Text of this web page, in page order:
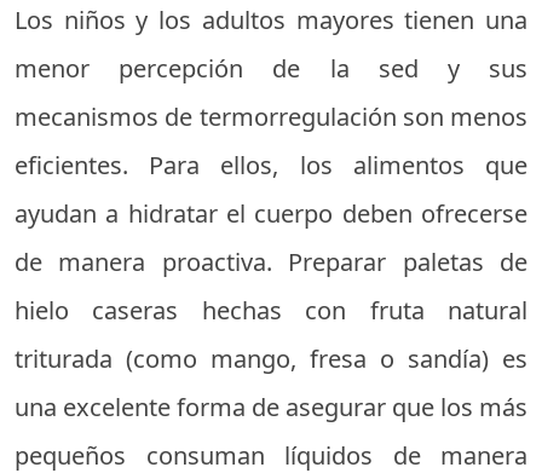
Los niños y los adultos mayores tienen una
menor percepción de la sed y sus
mecanismos de termorregulación son menos
eficientes. Para ellos, los alimentos que
ayudan a hidratar el cuerpo deben ofrecerse
de manera proactiva. Preparar paletas de
hielo caseras hechas con fruta natural
triturada (como mango, fresa o sandía) es
una excelente forma de asegurar que los más
pequeños consuman líquidos de manera